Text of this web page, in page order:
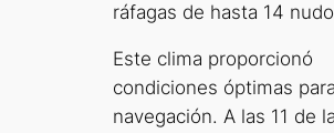
ráfagas de hasta 14
Este clima proporcionó
condiciones óptimas
navegación. A las 11 de la